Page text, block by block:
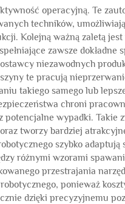
operacyjną. Te
techników,
Kolejną ważną zaletą
zawsze dokładne
niezawodnych
te pracują
takiego samego lub
chroni
wypadki. Takie
tworzy bardziej
szybko adaptują
różnymi wzorami
przestrajania
ponieważ
dzięki precyzyjnemu